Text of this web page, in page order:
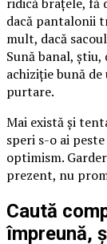
dacă pantalonii
mult, dacă
Sună banal,
achiziție bună
purtare.
Mai există și
speri s-o ai
optimism.
prezent, nu
Caută
împreună,